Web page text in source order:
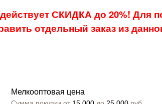
действует СКИДКА до 20%! Для
отдельный заказ из
Мелкооптовая цена